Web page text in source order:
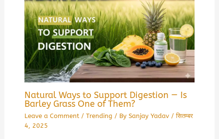
Natural Ways to Support Digestion — Is
Barley Grass One of Them?
Leave a Comment / Trending / By Sanjay Yadav /सितम्बर
4, 2025